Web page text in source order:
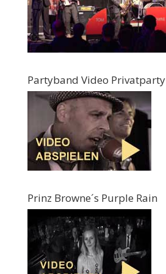
Partyband Video Privatparty
Prinz Browne´s Purple Rain